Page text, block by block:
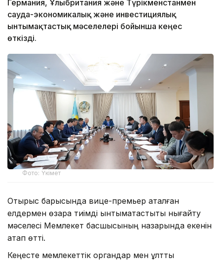
Германия, Ұлыбритания және Түрікменстанмен
сауда-экономикалық және инвестициялық
ынтымақтастық мәселелері бойынша кеңес
өткізді.
Фото: Үкімет
Отырыс барысында вице-премьер аталған
елдермен өзара тиімді ынтымақтастықты нығайту
мәселесі Мемлекет басшысының назарында екенін
атап өтті.
Кеңесте мемлекеттік органдар мен ұлттық